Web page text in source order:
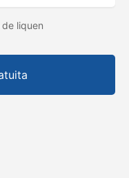
liquen